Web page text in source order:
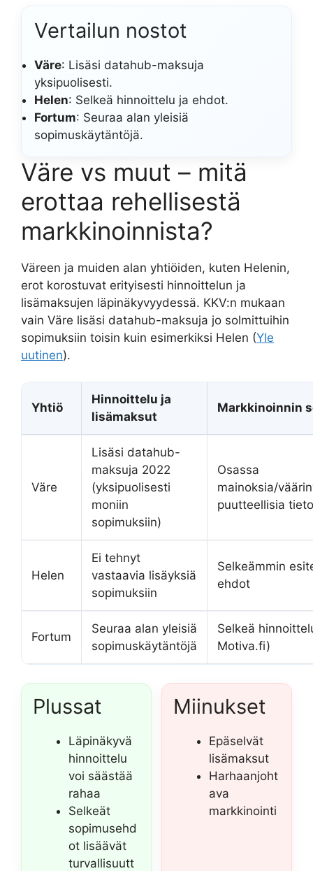
Vertailun nostot
Väre: Lisäsi datahub-maksuja
yksipuolisesti.
Helen: Selkeä hinnoittelu ja ehdot.
Fortum: Seuraa alan yleisiä
sopimuskäytäntöjä.
Väre vs muut – mitä
erottaa rehellisestä
markkinoinnista?
Väreen ja muiden alan yhtiöiden, kuten Helenin,
erot korostuvat erityisesti hinnoittelun ja
lisämaksujen läpinäkyvyydessä. KKV:n mukaan
vain Väre lisäsi datahub-maksuja jo solmittuihin
sopimuksiin toisin kuin esimerkiksi Helen (Yle
uutinen).
Yhtiö
Hinnoittelu ja
lisämaksut
Markkinoinnin
Väre
Lisäsi datahub-
maksuja 2022
(yksipuolisesti
moniin
sopimuksiin)
Osassa
mainoksia/
puutteellisia
Helen
Ei tehnyt
vastaavia lisäyksiä
sopimuksiin
Selkeämmin
ehdot
Fortum
Seuraa alan yleisiä
sopimuskäytäntöjä
Selkeä
Motiva.fi)
Plussat
Läpinäkyvä
hinnoittelu
voi säästää
rahaa
Selkeät
sopimusehd
ot lisäävät
turvallisuutt
Miinukset
Epäselvät
lisämaksut
Harhaanjoht
ava
markkinointi